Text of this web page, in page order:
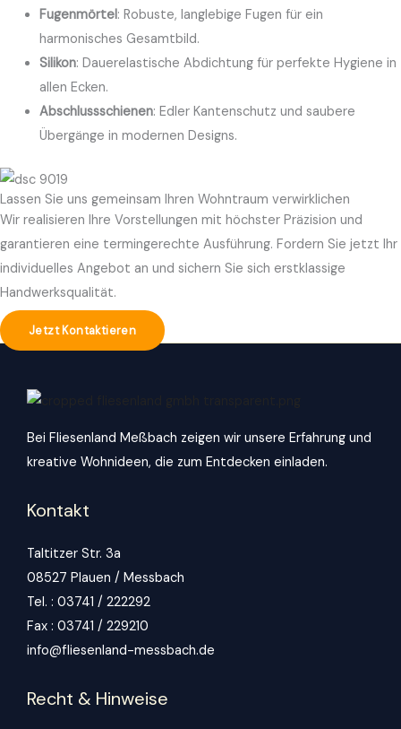
Fugenmörtel: Robuste, langlebige Fugen für ein
harmonisches Gesamtbild.
Silikon: Dauerelastische Abdichtung für perfekte Hygiene in
allen Ecken.
Abschlussschienen: Edler Kantenschutz und saubere
Übergänge in modernen Designs.
Lassen Sie uns gemeinsam Ihren Wohntraum verwirklichen
Wir realisieren Ihre Vorstellungen mit höchster Präzision und
garantieren eine termingerechte Ausführung. Fordern Sie jetzt Ihr
individuelles Angebot an und sichern Sie sich erstklassige
Handwerksqualität.
Jetzt Kontaktieren
Bei Fliesenland Meßbach zeigen wir unsere Erfahrung und
kreative Wohnideen, die zum Entdecken einladen.
Kontakt
Taltitzer Str. 3a
08527 Plauen / Messbach
Tel. : 03741 / 222292
Fax : 03741 / 229210
info@fliesenland-messbach.de
Recht & Hinweise